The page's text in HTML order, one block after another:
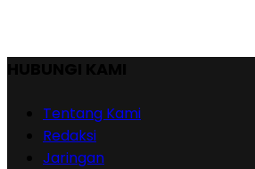
Tentang Kami
Redaksi
Jaringan